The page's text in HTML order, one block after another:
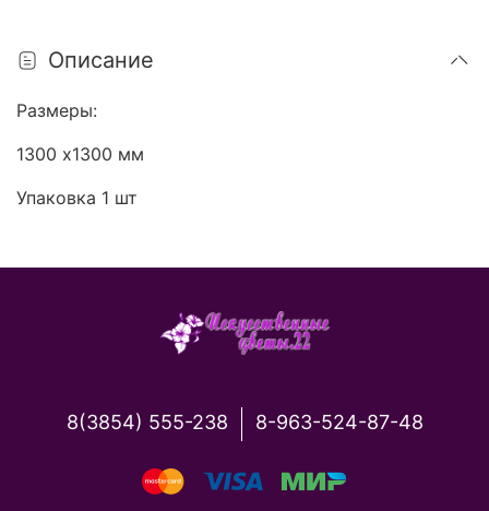
Описание
Размеры:
1300 х1300 мм
Упаковка 1 шт
8(3854) 555-238 8-963-524-87-48